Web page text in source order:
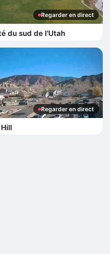
Regarder en direct
du sud de l’Utah
Regarder en direct